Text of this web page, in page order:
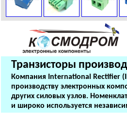
Транзисторы
Компания International Rectifier
производству электронных
других силовых узлов.
и широко используется